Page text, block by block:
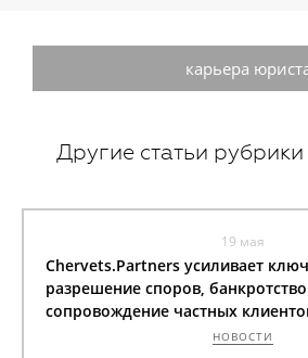
карьера
Другие статьи
Chervets.Partners усиливает
разрешение споров,
сопровождение частных
НОВОСТИ
19 мая